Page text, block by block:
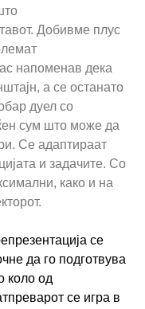
Добивме плус
напоменав дека
а се останато
дуел со
сум што може да
Се адаптираат
и задачите. Со
како и на
се
да го подготвува
коло од
се игра в